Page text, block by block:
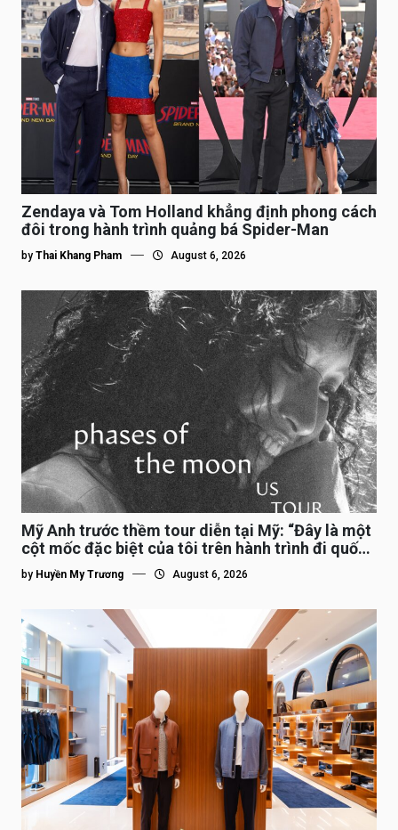
Zendaya và Tom Holland khẳng định phong cách
đôi trong hành trình quảng bá Spider-Man
by Thai Khang Pham August 6, 2026
Mỹ Anh trước thềm tour diễn tại Mỹ: “Đây là một
cột mốc đặc biệt của tôi trên hành trình đi quốc
tế”
by Huyền My Trương August 6, 2026